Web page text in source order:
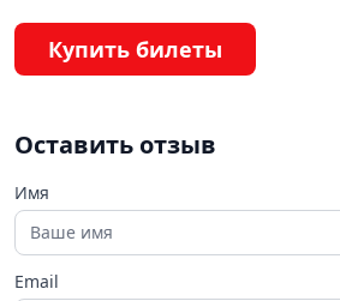
Купить билеты
Оставить отзыв
Имя
Email